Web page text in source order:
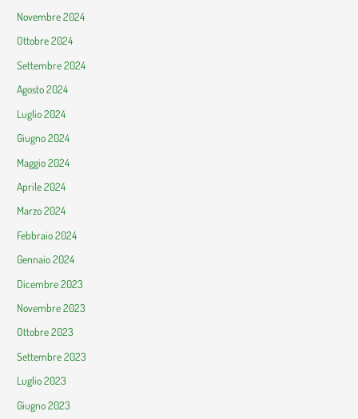
Novembre 2024
Ottobre 2024
Settembre 2024
Agosto 2024
Luglio 2024
Giugno 2024
Maggio 2024
Aprile 2024
Marzo 2024
Febbraio 2024
Gennaio 2024
Dicembre 2023
Novembre 2023
Ottobre 2023
Settembre 2023
Luglio 2023
Giugno 2023